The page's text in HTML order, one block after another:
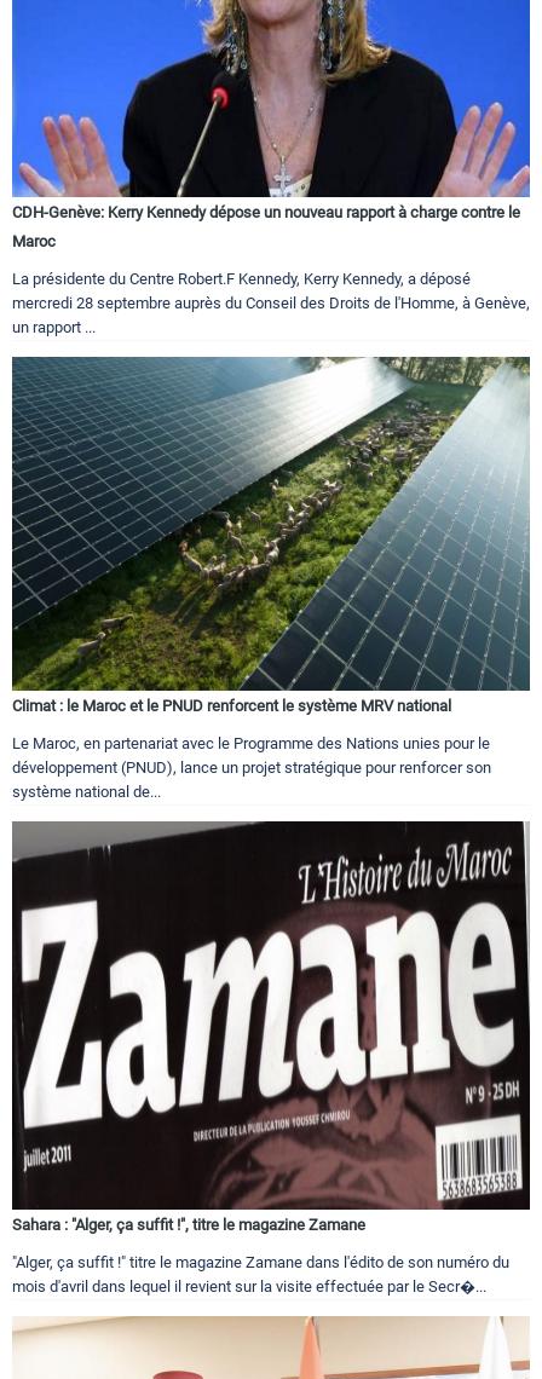
CDH-Genève: Kerry Kennedy dépose un nouveau rapport à charge contre le
Maroc
La présidente du Centre Robert.F Kennedy, Kerry Kennedy, a déposé
mercredi 28 septembre auprès du Conseil des Droits de l'Homme, à Genève,
un rapport ...
Climat : le Maroc et le PNUD renforcent le système MRV national
Le Maroc, en partenariat avec le Programme des Nations unies pour le
développement (PNUD), lance un projet stratégique pour renforcer son
système national de...
Sahara : "Alger, ça suffit !", titre le magazine Zamane
"Alger, ça suffit !" titre le magazine Zamane dans l'édito de son numéro du
mois d'avril dans lequel il revient sur la visite effectuée par le Secr�...